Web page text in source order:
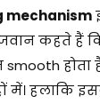
mechanism
कहते हैं
smooth होता
में। हलाकि